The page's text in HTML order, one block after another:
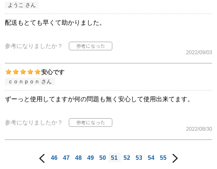
ようこ さん
配送もとても早くて助かりました。
参考になりましたか？
2022/09/03
安心です
ｃｏｎｐｏｎ さん
ずーっと使用してますが何の問題も無く安心して使用出来てます。
参考になりましたか？
2022/08/30
46 47 48 49 50 51 52 53 54 55